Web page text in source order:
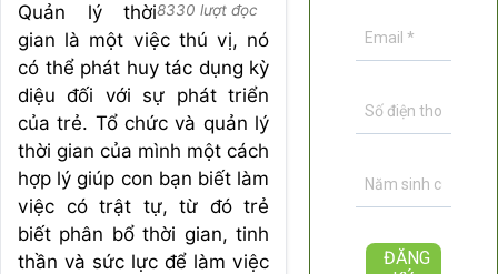
8330 lượt đọc
Quản lý thời
gian là một việc thú vị, nó
có thể phát huy tác dụng kỳ
diệu đối với sự phát triển
của trẻ. Tổ chức và quản lý
thời gian của mình một cách
hợp lý giúp con bạn biết làm
việc có trật tự, từ đó trẻ
biết phân bổ thời gian, tinh
thần và sức lực để làm việc